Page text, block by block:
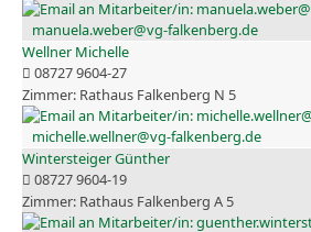
manuela.weber@vg-falkenberg.de
Wellner Michelle
08727 9604-27
Rathaus Falkenberg N 5
michelle.wellner@vg-falkenberg.de
Wintersteiger Günther
08727 9604-19
Rathaus Falkenberg A 5